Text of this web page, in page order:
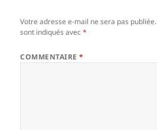
Votre adresse e-mail ne sera pas publiée.
sont indiqués avec*
COMMENTAIRE*